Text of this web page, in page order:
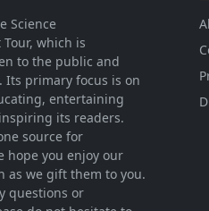
Science
which is
to the public and
Its primary focus is on
entertaining
its readers.
source for
hope you enjoy our
as we gift them to you.
questions or